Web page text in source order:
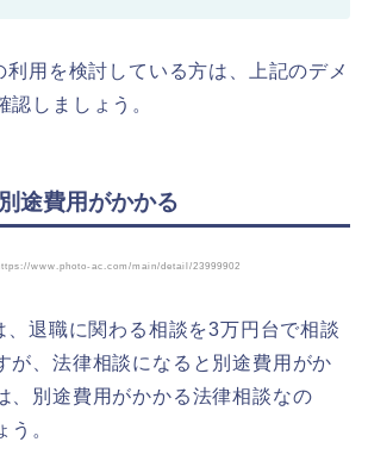
用を検討している方は、上記のデメ
認しましょう。
途費用がかかる
www.photo-ac.com/main/detail/23999902
退職に関わる相談を3万円台で相談
が、法律相談になると別途費用がか
、別途費用がかかる法律相談なの
う。